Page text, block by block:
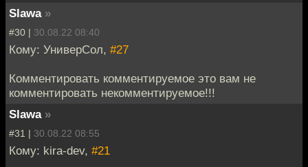
Slawa »
#30 | 30.08.22 08:40
Кому: УниверСол, #27
Комментировать комментируемое это вам не
комментировать некомментируемое!!!
Slawa »
#31 | 30.08.22 08:55
Кому: kira-dev, #21